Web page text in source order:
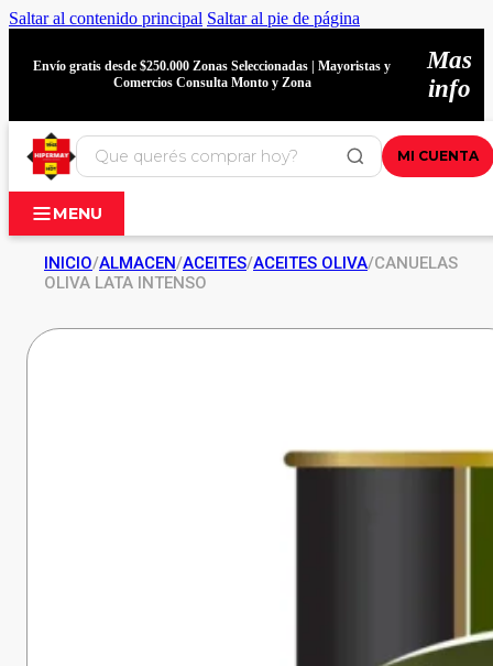
Saltar al contenido principal Saltar al pie de página
Envío gratis desde $250.000 Zonas Seleccionadas | Mayoristas y
Comercios Consulta Monto y Zona
Mas
info
MI CUENTA
MENU
INICIO/ALMACEN/ACEITES/ACEITES OLIVA/CANUELAS
OLIVA LATA INTENSO